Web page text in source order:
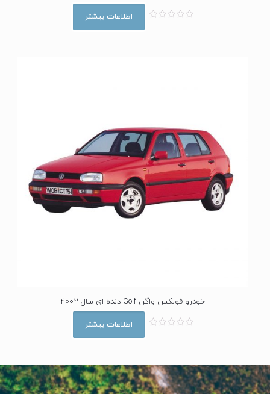
اطلاعات بیشتر
خودرو فولکس واگن Golf دنده ای سال 2002
ا
ز
0
اطلاعات بیشتر